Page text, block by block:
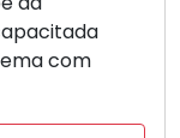
com